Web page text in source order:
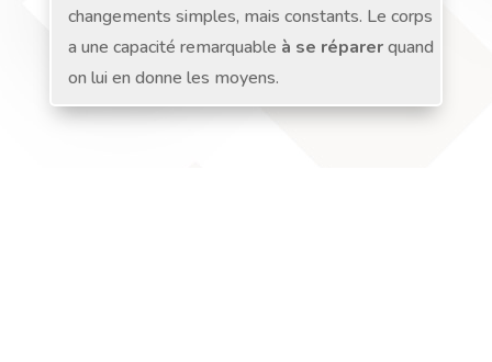
changements simples, mais constants. Le corps
a une capacité remarquable à se réparerquand
on lui en donne les moyens.